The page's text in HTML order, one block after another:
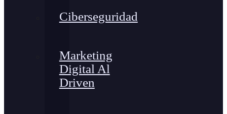
Ciberseguridad
Marketing
Digital Al
Driven